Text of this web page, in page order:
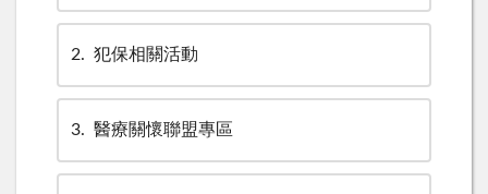
2 犯保相關活動
3 醫療關懷聯盟專區